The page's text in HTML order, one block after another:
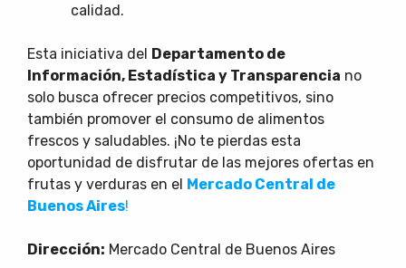
calidad.
Esta iniciativa del Departamento de
Información, Estadística y Transparencia no
solo busca ofrecer precios competitivos, sino
también promover el consumo de alimentos
frescos y saludables. ¡No te pierdas esta
oportunidad de disfrutar de las mejores ofertas en
frutas y verduras en el Mercado Central de
Buenos Aires!
Dirección: Mercado Central de Buenos Aires